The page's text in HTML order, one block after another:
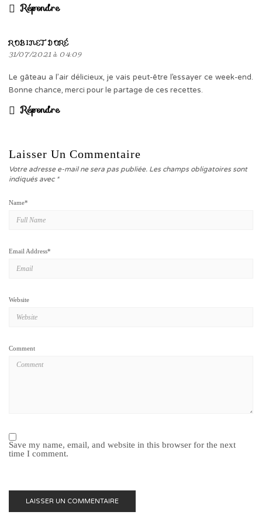
Répondre
ROBINET DORÉ
31/07/2021 à 04:09
Le gâteau a l’air délicieux, je vais peut-être l’essayer ce week-end.
Bonne chance, merci pour le partage de ces recettes.
Répondre
Laisser Un Commentaire
Votre adresse e-mail ne sera pas publiée. Les champs obligatoires sont
indiqués avec *
Name*
Email Address*
Website
Comment
Save my name, email, and website in this browser for the next
time I comment.